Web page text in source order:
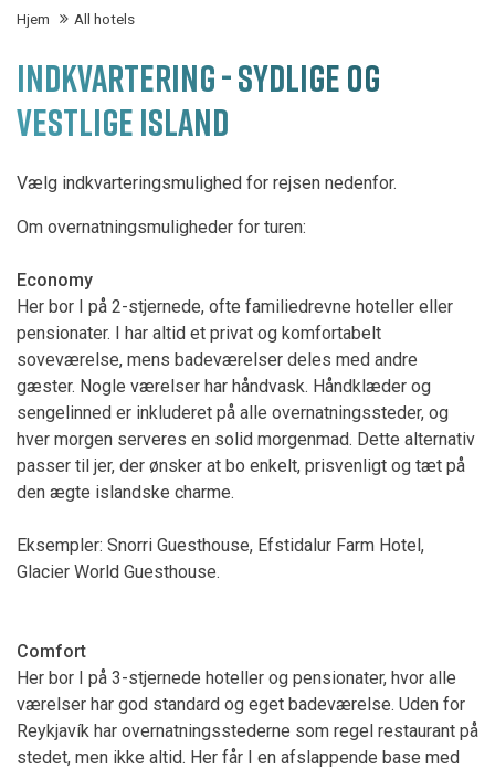
Hjem All hotels
INDKVARTERING - SYDLIGE OG
VESTLIGE ISLAND
Vælg indkvarteringsmulighed for rejsen nedenfor.
Om overnatningsmuligheder for turen:
Economy
Her bor I på 2-stjernede, ofte familiedrevne hoteller eller
pensionater. I har altid et privat og komfortabelt
soveværelse, mens badeværelser deles med andre
gæster. Nogle værelser har håndvask. Håndklæder og
sengelinned er inkluderet på alle overnatningssteder, og
hver morgen serveres en solid morgenmad. Dette alternativ
passer til jer, der ønsker at bo enkelt, prisvenligt og tæt på
den ægte islandske charme.
Eksempler: Snorri Guesthouse, Efstidalur Farm Hotel,
Glacier World Guesthouse.
Comfort
Her bor I på 3-stjernede hoteller og pensionater, hvor alle
værelser har god standard og eget badeværelse. Uden for
Reykjavík har overnatningsstederne som regel restaurant på
stedet, men ikke altid. Her får I en afslappende base med